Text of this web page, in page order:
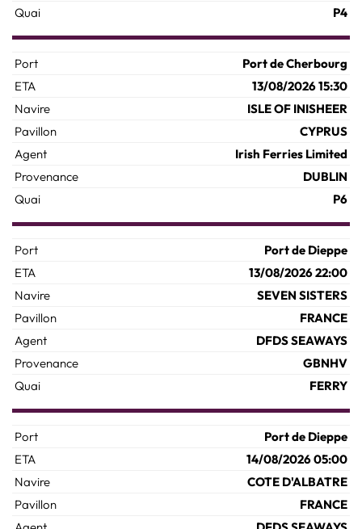
P4
Port de Cherbourg
13/08/2026 15:30
ISLE OF INISHEER
CYPRUS
Irish Ferries Limited
DUBLIN
P6
Port de Dieppe
13/08/2026 22:00
SEVEN SISTERS
FRANCE
DFDS SEAWAYS
GBNHV
FERRY
Port de Dieppe
14/08/2026 05:00
COTE D'ALBATRE
FRANCE